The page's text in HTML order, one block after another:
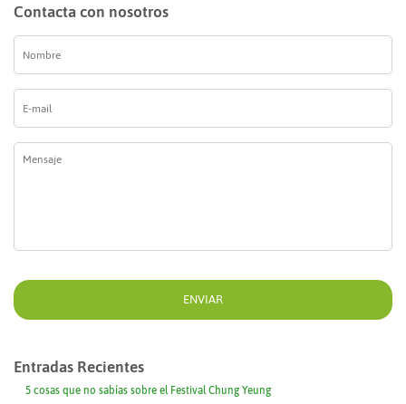
Contacta con nosotros
Nombre
E-
mail
*
Mensaje
Entradas Recientes
5 cosas que no sabías sobre el Festival Chung Yeung